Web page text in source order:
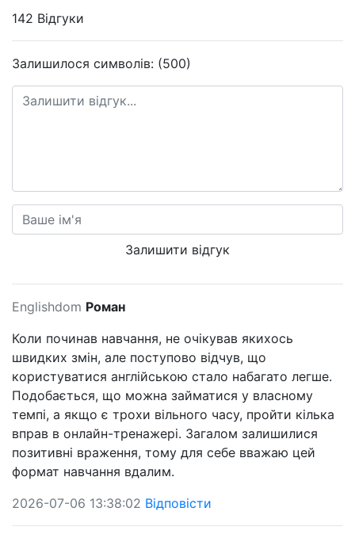
142 Відгуки
Залишилося символів: (500)
Залишити відгук
Englishdom Роман
Коли починав навчання, не очікував якихось
швидких змін, але поступово відчув, що
користуватися англійською стало набагато легше.
Подобається, що можна займатися у власному
темпі, а якщо є трохи вільного часу, пройти кілька
вправ в онлайн-тренажері. Загалом залишилися
позитивні враження, тому для себе вважаю цей
формат навчання вдалим.
2026-07-06 13:38:02 Відповісти